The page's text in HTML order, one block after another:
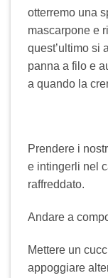
otterremo una
mascarpone e
quest’ultimo si
panna a filo e
a quando la
Prendere i
e intingerli nel
raffreddato.
Andare a
Mettere un
appoggiare